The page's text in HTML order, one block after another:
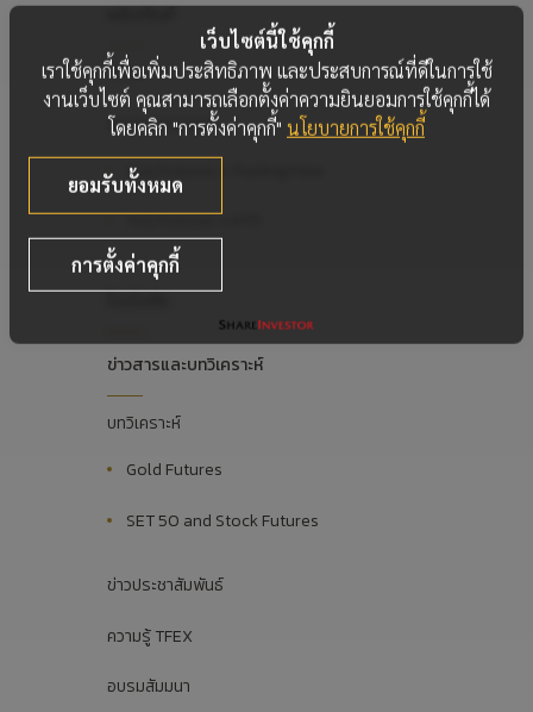
ผลิตภัณฑ์
TFEX
Global Markets
YLG Futures x TradingView
YLG Futures x MT5
โปรโมชัน
ข่าวสารและบทวิเคราะห์
บทวิเคราะห์
Gold Futures
SET 50 and Stock Futures
ข่าวประชาสัมพันธ์
ความรู้ TFEX
อบรมสัมมนา
เว็บไซต์นี้ใช้คุกกี้
เราใช้คุกกี้เพื่อเพิ่มประสิทธิภาพ และประสบการณ์ที่ดีในการใช้
งานเว็บไซต์ คุณสามารถเลือกตั้งค่าความยินยอมการใช้คุกกี้ได้
โดยคลิก "การตั้งค่าคุกกี้" นโยบายการใช้คุกกี้
ยอมรับทั้งหมด
การตั้งค่าคุกกี้